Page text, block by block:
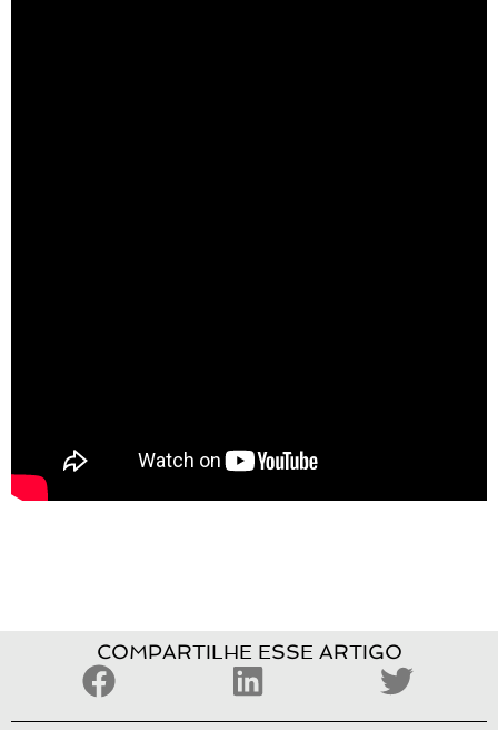
COMPARTILHE ESSE ARTIGO